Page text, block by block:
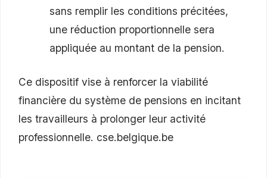
sans remplir les conditions précitées,
une réduction proportionnelle sera
appliquée au montant de la pension.
Ce dispositif vise à renforcer la viabilité
financière du système de pensions en incitant
les travailleurs à prolonger leur activité
professionnelle. cse.belgique.be